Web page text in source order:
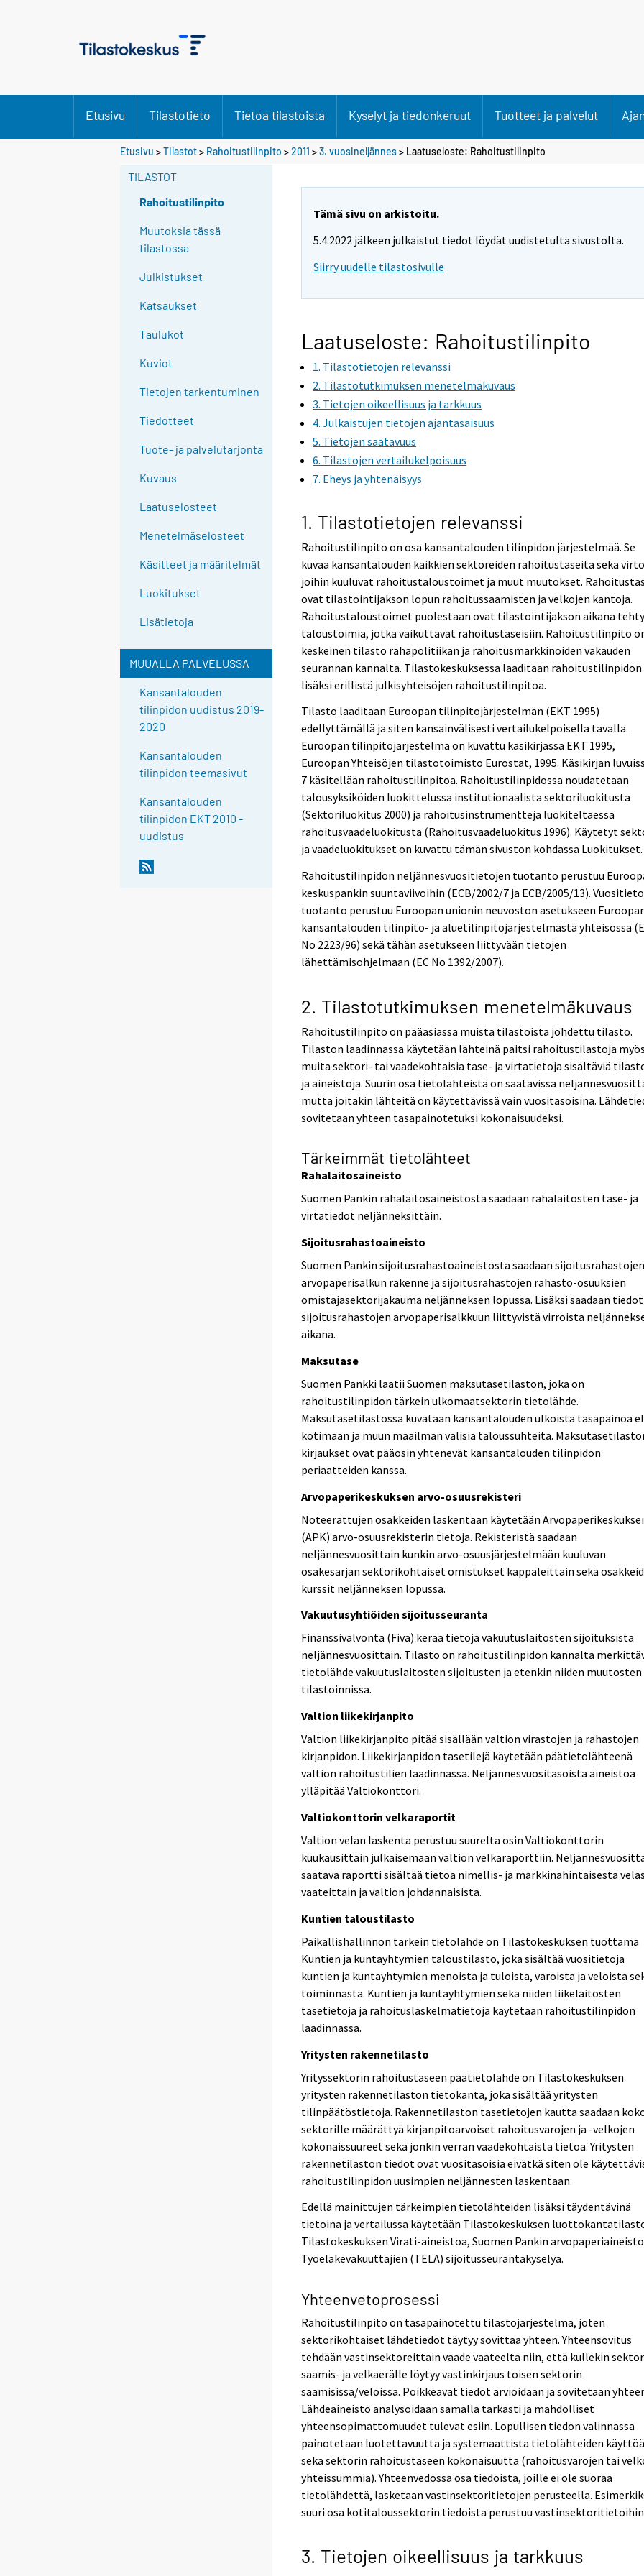
Etusivu Tilastotieto Tietoa tilastoista Kyselyt ja tiedonkeruut Tuotteet ja palvelut
Etusivu >Tilastot> Rahoitustilinpito >2011 >3. vuosineljännes> Laatuseloste: Rahoitustilinpito
TILASTOT
Rahoitustilinpito
Muutoksia tässä
tilastossa
Julkistukset
Katsaukset
Taulukot
Kuviot
Tietojen tarkentuminen
Tiedotteet
Tuote- ja palvelutarjonta
Kuvaus
Laatuselosteet
Menetelmäselosteet
Käsitteet ja määritelmät
Luokitukset
Lisätietoja
MUUALLA PALVELUSSA
Kansantalouden
tilinpidon uudistus 2019-
2020
Kansantalouden
tilinpidon teemasivut
Kansantalouden
tilinpidon EKT 2010 -
uudistus
Tämä sivu on arkistoitu.
5.4.2022 jälkeen julkaistut tiedot löydät uudistetulta sivustolta.
Siirry uudelle tilastosivulle
Laatuseloste: Rahoitustilinpito
1. Tilastotietojen relevanssi
2. Tilastotutkimuksen menetelmäkuvaus
3. Tietojen oikeellisuus ja tarkkuus
4. Julkaistujen tietojen ajantasaisuus
5. Tietojen saatavuus
6. Tilastojen vertailukelpoisuus
7. Eheys ja yhtenäisyys
1. Tilastotietojen relevanssi
Rahoitustilinpito on osa kansantalouden tilinpidon järjestelmää. Se
kuvaa kansantalouden kaikkien sektoreiden rahoitustaseita sekä
joihin kuuluvat rahoitustaloustoimet ja muut muutokset.
ovat tilastointijakson lopun rahoitussaamisten ja velkojen kantoja.
Rahoitustaloustoimet puolestaan ovat tilastointijakson aikana
taloustoimia, jotka vaikuttavat rahoitustaseisiin. Rahoitustilinpito
keskeinen tilasto rahapolitiikan ja rahoitusmarkkinoiden vakauden
seurannan kannalta. Tilastokeskuksessa laaditaan rahoitustilinpidon
lisäksi erillistä julkisyhteisöjen rahoitustilinpitoa.
Tilasto laaditaan Euroopan tilinpitojärjestelmän (EKT 1995)
edellyttämällä ja siten kansainvälisesti vertailukelpoisella tavalla.
Euroopan tilinpitojärjestelmä on kuvattu käsikirjassa EKT 1995,
Euroopan Yhteisöjen tilastotoimisto Eurostat, 1995. Käsikirjan
7 käsitellään rahoitustilinpitoa. Rahoitustilinpidossa noudatetaan
talousyksiköiden luokittelussa institutionaalista sektoriluokitusta
(Sektoriluokitus 2000) ja rahoitusinstrumentteja luokiteltaessa
rahoitusvaadeluokitusta (Rahoitusvaadeluokitus 1996). Käytetyt
ja vaadeluokitukset on kuvattu tämän sivuston kohdassa Luokitukset.
Rahoitustilinpidon neljännesvuositietojen tuotanto perustuu
keskuspankin suuntaviivoihin (ECB/2002/7 ja ECB/2005/13).
tuotanto perustuu Euroopan unionin neuvoston asetukseen
kansantalouden tilinpito- ja aluetilinpitojärjestelmästä yhteisössä
No 2223/96) sekä tähän asetukseen liittyvään tietojen
lähettämisohjelmaan (EC No 1392/2007).
2. Tilastotutkimuksen menetelmäkuvaus
Rahoitustilinpito on pääasiassa muista tilastoista johdettu tilasto.
Tilaston laadinnassa käytetään lähteinä paitsi rahoitustilastoja myös
muita sektori- tai vaadekohtaisia tase- ja virtatietoja sisältäviä
ja aineistoja. Suurin osa tietolähteistä on saatavissa
mutta joitakin lähteitä on käytettävissä vain vuositasoisina.
sovitetaan yhteen tasapainotetuksi kokonaisuudeksi.
Tärkeimmät tietolähteet
Rahalaitosaineisto
Suomen Pankin rahalaitosaineistosta saadaan rahalaitosten tase- ja
virtatiedot neljänneksittäin.
Sijoitusrahastoaineisto
Suomen Pankin sijoitusrahastoaineistosta saadaan sijoitusrahastojen
arvopaperisalkun rakenne ja sijoitusrahastojen rahasto-osuuksien
omistajasektorijakauma neljänneksen lopussa. Lisäksi saadaan tiedot
sijoitusrahastojen arvopaperisalkkuun liittyvistä virroista
aikana.
Maksutase
Suomen Pankki laatii Suomen maksutasetilaston, joka on
rahoitustilinpidon tärkein ulkomaatsektorin tietolähde.
Maksutasetilastossa kuvataan kansantalouden ulkoista tasapainoa
kotimaan ja muun maailman välisiä taloussuhteita.
kirjaukset ovat pääosin yhtenevät kansantalouden tilinpidon
periaatteiden kanssa.
Arvopaperikeskuksen arvo-osuusrekisteri
Noteerattujen osakkeiden laskentaan käytetään
(APK) arvo-osuusrekisterin tietoja. Rekisteristä saadaan
neljännesvuosittain kunkin arvo-osuusjärjestelmään kuuluvan
osakesarjan sektorikohtaiset omistukset kappaleittain sekä
kurssit neljänneksen lopussa.
Vakuutusyhtiöiden sijoitusseuranta
Finanssivalvonta (Fiva) kerää tietoja vakuutuslaitosten sijoituksista
neljännesvuosittain. Tilasto on rahoitustilinpidon kannalta
tietolähde vakuutuslaitosten sijoitusten ja etenkin niiden muutosten
tilastoinnissa.
Valtion liikekirjanpito
Valtion liikekirjanpito pitää sisällään valtion virastojen ja rahastojen
kirjanpidon. Liikekirjanpidon tasetilejä käytetään päätietolähteenä
valtion rahoitustilien laadinnassa. Neljännesvuositasoista aineistoa
ylläpitää Valtiokonttori.
Valtiokonttorin velkaraportit
Valtion velan laskenta perustuu suurelta osin Valtiokonttorin
kuukausittain julkaisemaan valtion velkaraporttiin.
saatava raportti sisältää tietoa nimellis- ja markkinahintaisesta
vaateittain ja valtion johdannaisista.
Kuntien taloustilasto
Paikallishallinnon tärkein tietolähde on Tilastokeskuksen tuottama
Kuntien ja kuntayhtymien taloustilasto, joka sisältää vuositietoja
kuntien ja kuntayhtymien menoista ja tuloista, varoista ja veloista
toiminnasta. Kuntien ja kuntayhtymien sekä niiden liikelaitosten
tasetietoja ja rahoituslaskelmatietoja käytetään rahoitustilinpidon
laadinnassa.
Yritysten rakennetilasto
Yrityssektorin rahoitustaseen päätietolähde on Tilastokeskuksen
yritysten rakennetilaston tietokanta, joka sisältää yritysten
tilinpäätöstietoja. Rakennetilaston tasetietojen kautta saadaan
sektorille määrättyä kirjanpitoarvoiset rahoitusvarojen ja -velkojen
kokonaissuureet sekä jonkin verran vaadekohtaista tietoa. Yritysten
rakennetilaston tiedot ovat vuositasoisia eivätkä siten ole
rahoitustilinpidon uusimpien neljännesten laskentaan.
Edellä mainittujen tärkeimpien tietolähteiden lisäksi täydentävinä
tietoina ja vertailussa käytetään Tilastokeskuksen
Tilastokeskuksen Virati-aineistoa, Suomen Pankin
Työeläkevakuuttajien (TELA) sijoitusseurantakyselyä.
Yhteenvetoprosessi
Rahoitustilinpito on tasapainotettu tilastojärjestelmä, joten
sektorikohtaiset lähdetiedot täytyy sovittaa yhteen. Yhteensovitus
tehdään vastinsektoreittain vaade vaateelta niin, että kullekin
saamis- ja velkaerälle löytyy vastinkirjaus toisen sektorin
saamisissa/veloissa. Poikkeavat tiedot arvioidaan ja sovitetaan
Lähdeaineisto analysoidaan samalla tarkasti ja mahdolliset
yhteensopimattomuudet tulevat esiin. Lopullisen tiedon valinnassa
painotetaan luotettavuutta ja systemaattista tietolähteiden käyttöä
sekä sektorin rahoitustaseen kokonaisuutta (rahoitusvarojen tai
yhteissummia). Yhteenvedossa osa tiedoista, joille ei ole suoraa
tietolähdettä, lasketaan vastinsektoritietojen perusteella.
suuri osa kotitaloussektorin tiedoista perustuu
3. Tietojen oikeellisuus ja tarkkuus